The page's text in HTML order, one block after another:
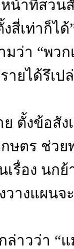
น้าที่สวน
สี่เท่าก็ได้
มว่า “พว
ายได้รึเป
ตั้งข้อสัง
ษตร ช่ว
เรื่อง นก
างแผนจ
ล่าวว่า “